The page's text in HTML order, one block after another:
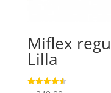
Miflex
Lilla